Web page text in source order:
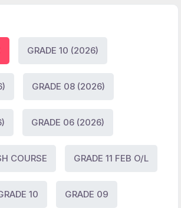
GRADE 10 (2026)
GRADE 08 (2026)
GRADE 06 (2026)
COURSE GRADE 11 FEB O/L
10 GRADE 09